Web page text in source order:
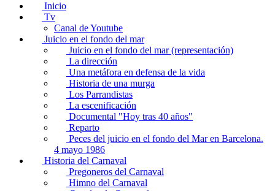
Inicio
Tv
Canal de Youtube
Juicio en el fondo del mar
Juicio en el fondo del mar (representación)
La dirección
Una metáfora en defensa de la vida
Historia de una murga
Los Parrandistas
La escenificación
Documental "Hoy tras 40 años"
Reparto
Peces del juicio en el fondo del Mar en Barcelona.
4 mayo 1986
Historia del Carnaval
Pregoneros del Carnaval
Himno del Carnaval